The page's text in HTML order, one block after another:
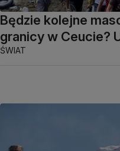
Będzie kolejne
granicy w Ceucie?
ŚWIAT